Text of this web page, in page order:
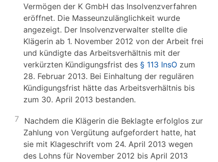
Vermögen der K GmbH das Insolvenzverfahren
eröffnet. Die Masseunzulänglichkeit wurde
angezeigt. Der Insolvenzverwalter stellte die
Klägerin ab 1. November 2012 von der Arbeit frei
und kündigte das Arbeitsverhältnis mit der
verkürzten Kündigungsfrist des § 113 InsO zum
28. Februar 2013. Bei Einhaltung der regulären
Kündigungsfrist hätte das Arbeitsverhältnis bis
zum 30. April 2013 bestanden.
7
Nachdem die Klägerin die Beklagte erfolglos zur
Zahlung von Vergütung aufgefordert hatte, hat
sie mit Klageschrift vom 24. April 2013 wegen
des Lohns für November 2012 bis April 2013